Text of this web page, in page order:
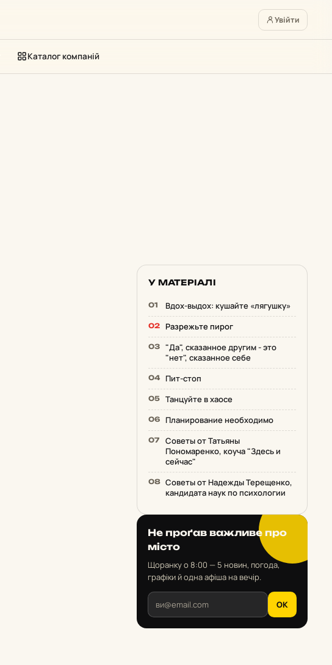
Увійти
Каталог компаній
У МАТЕРІАЛІ
Вдох-выдох: кушайте «лягушку»
Разрежьте пирог
"Да", сказанное другим - это
"нет", сказанное себе
Пит-стоп
Танцуйте в хаосе
Планирование необходимо
Советы от Татьяны
Пономаренко, коуча "Здесь и
сейчас"
Советы от Надежды Терещенко,
кандидата наук по психологии
Не проґав важливе про
місто
Щоранку о 8:00 — 5 новин, погода,
графіки й одна афіша на вечір.
OK